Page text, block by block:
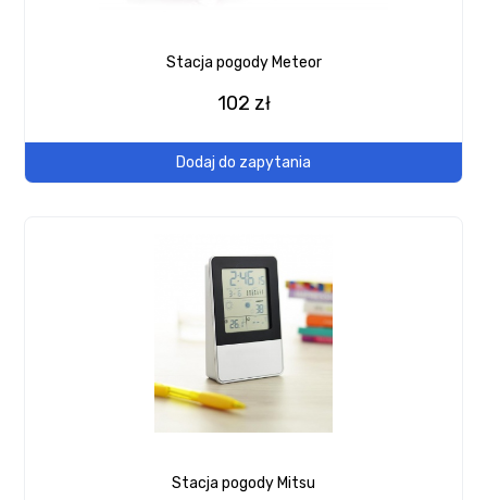
Stacja pogody Meteor
102 zł
Dodaj do zapytania
Stacja pogody Mitsu